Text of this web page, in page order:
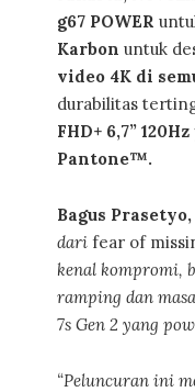
g67 POWER
Karbon untuk
video 4K di
durabilitas
FHD+ 6,7” 120Hz
Pantone™.
Bagus
dari fear of
kenal kompromi,
ramping dan
7s Gen 2 yang
“Peluncuran ini